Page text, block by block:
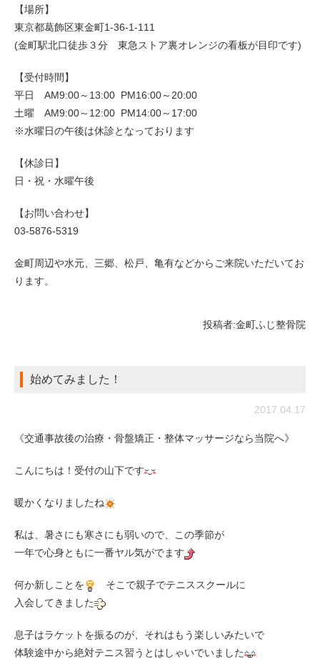
【場所】
東京都葛飾区東金町1-36-1-111
(金町駅北口徒歩３分 東急ストア裏オレンジの看板が目印です)
【受付時間】
平日 AM9:00～13:00 PM16:00～20:00
土曜 AM9:00～12:00 PM14:00～17:00
※水曜日の午後は休診となっております
【休診日】
日・祝・水曜午後
【お問い合わせ】
03-5876-5319
金町周辺や水元、三郷、松戸、亀有などからご来院いただいてお
ります。
投稿者:金町ふじ整骨院
始めてみました！
2017.04.17
《交通事故後の治療・骨盤矯正・整体マッサージなら当院へ》
こんにちは！受付の山下です
暖かくなりましたね
私は、暑さにも寒さにも弱いので、この季節が
一年で心身ともに一番ヤル気がでます
何か新しことを
そこで親子でテニススクールに
入会してきました
息子はラケットを振るのが、それはもう楽しいみたいで
体験途中から絶対テニス習うとはしゃいでいました